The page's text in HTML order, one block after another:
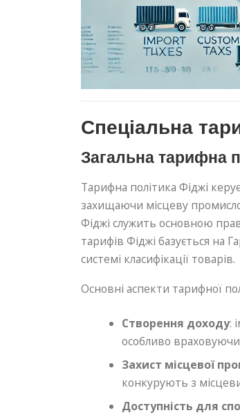
Спеціальна
Загальна тарифна
Тарифна політика Фіджі
захищаючи місцеву
Фіджі служить основною
тарифів Фіджі базується на
системі класифікації товарів.
Основні аспекти тарифної
Створення доходу:
особливо
Захист місцевої
конкурують з
Доступність для